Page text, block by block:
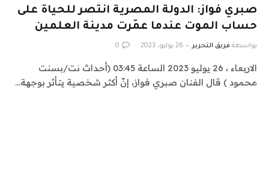
صبري فواز: الدولة المصرية انتصر للحياة على
حساب الموت عندما عمّرت مدينة العلمين
بواسطة فريق التحرير 26 يوليو، 2023 0
الاربعاء ، 26 يوليو 2023 الساعة 03:45 (أحداث نت/بسنت
محمود ) قال الفنان صبري فواز، إنّ أكثر شخصية يتأثر بوجهة…